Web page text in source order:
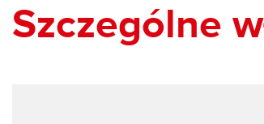
Szczególne